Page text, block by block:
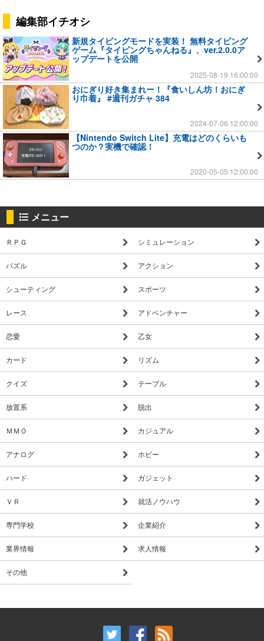
編集部イチオシ
新規タイピングモードを実装！ 無料タイピング
ゲーム『タイピングちゃんねる』、ver.2.0.0ア
ップデートを公開
2025-08-19 16:00:00
おにぎり好き集まれー！『食いしん坊！おにぎ
り巾着』 #週刊ガチャ 384
2024-07-06 12:00:00
【Nintendo Switch Lite】充電はどのくらいも
つのか？実機で確認！
2020-05-05 12:00:00
メニュー
ＲＰＧ シミュレーション
パズル アクション
シューティング スポーツ
レース アドベンチャー
恋愛 乙女
カード リズム
クイズ テーブル
放置系 脱出
ＭＭＯ カジュアル
アナログ ホビー
ハード ガジェット
ＶＲ 就活ノウハウ
専門学校 企業紹介
業界情報 求人情報
その他